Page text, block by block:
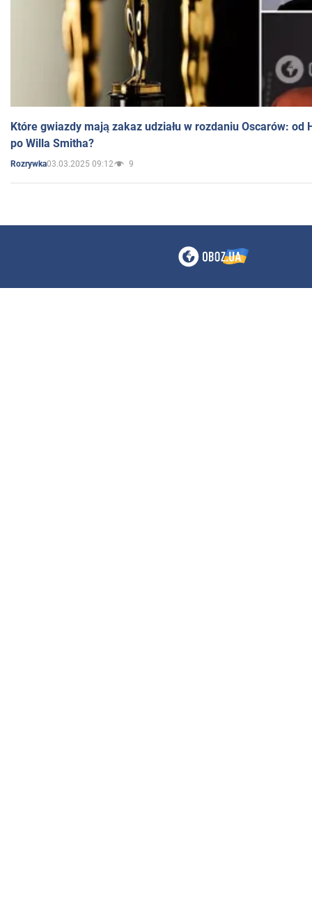
Które gwiazdy mają zakaz udziału w rozdaniu Oscarów: od
po Willa Smitha?
Rozrywka03.03.2025 09:12 9